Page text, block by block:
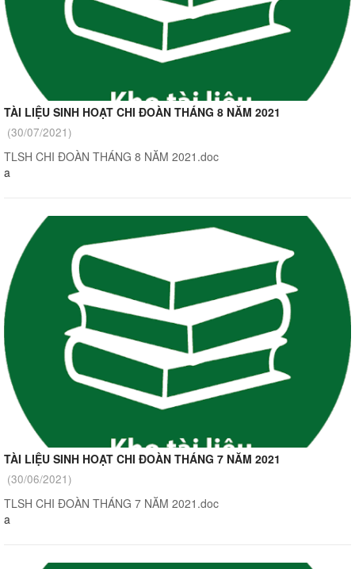
TÀI LIỆU SINH HOẠT CHI ĐOÀN THÁNG 8 NĂM 2021
(30/07/2021)
TLSH CHI ĐOÀN THÁNG 8 NĂM 2021.doc
a
TÀI LIỆU SINH HOẠT CHI ĐOÀN THÁNG 7 NĂM 2021
(30/06/2021)
TLSH CHI ĐOÀN THÁNG 7 NĂM 2021.doc
a